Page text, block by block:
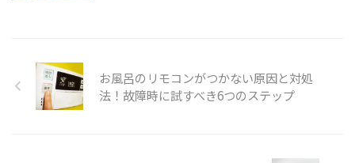
お風呂のリモコンがつかない原因と対処
法！故障時に試すべき6つのステップ